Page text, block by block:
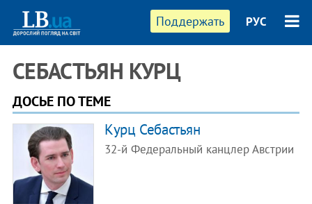
Поддержать РУС
СЕБАСТЬЯН КУРЦ
ДОСЬЕ ПО ТЕМЕ
Курц Себастьян
32-й Федеральный канцлер Австрии